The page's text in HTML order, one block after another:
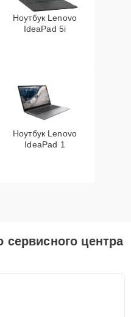
Ноутбук Lenovo
IdeaPad 5i
Ноутбук Lenovo
IdeaPad 1
центра